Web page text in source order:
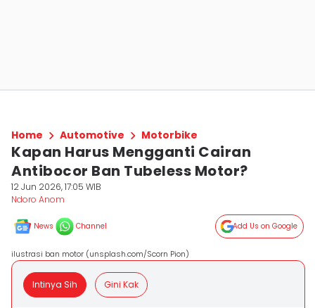
Home Automotive Motorbike
Kapan Harus Mengganti Cairan
Antibocor Ban Tubeless Motor?
12 Jun 2026, 17:05 WIB
Ndoro Anom
News Channel Add Us on Google
ilustrasi ban motor (unsplash.com/Scorn Pion)
Intinya Sih Gini Kak